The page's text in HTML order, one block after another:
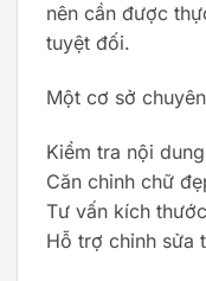
nên cần được
tuyệt đối.
Một cơ sở
Kiểm tra nội
Căn chỉnh chữ
Tư vấn kích
Hỗ trợ chỉnh sửa